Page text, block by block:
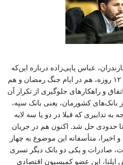
عباس پاپی‌زاده درباره این‌که
هک سیستم بانکی هم در جنگ ۱۲ روزه، هم در ایام جنگ رمضان و هم
و راهکارهای جلوگیری از تکرار آن
روزه یکی از بانک‌های کشورمان، یعنی بانک سپه،
تدابیری که قبلا در دو یا سه لایه
تا حدودی حل شد. اکنون هم در جریان
و اخیرا، متأسفانه این موضوع به چهار
صادرات و یکی دو بانک دیگر تسری
ایلنا، این عضو کمیسیون اقتصادی